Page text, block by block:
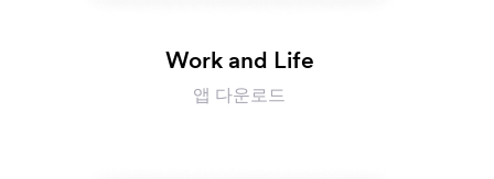
Work and Life
앱 다운로드